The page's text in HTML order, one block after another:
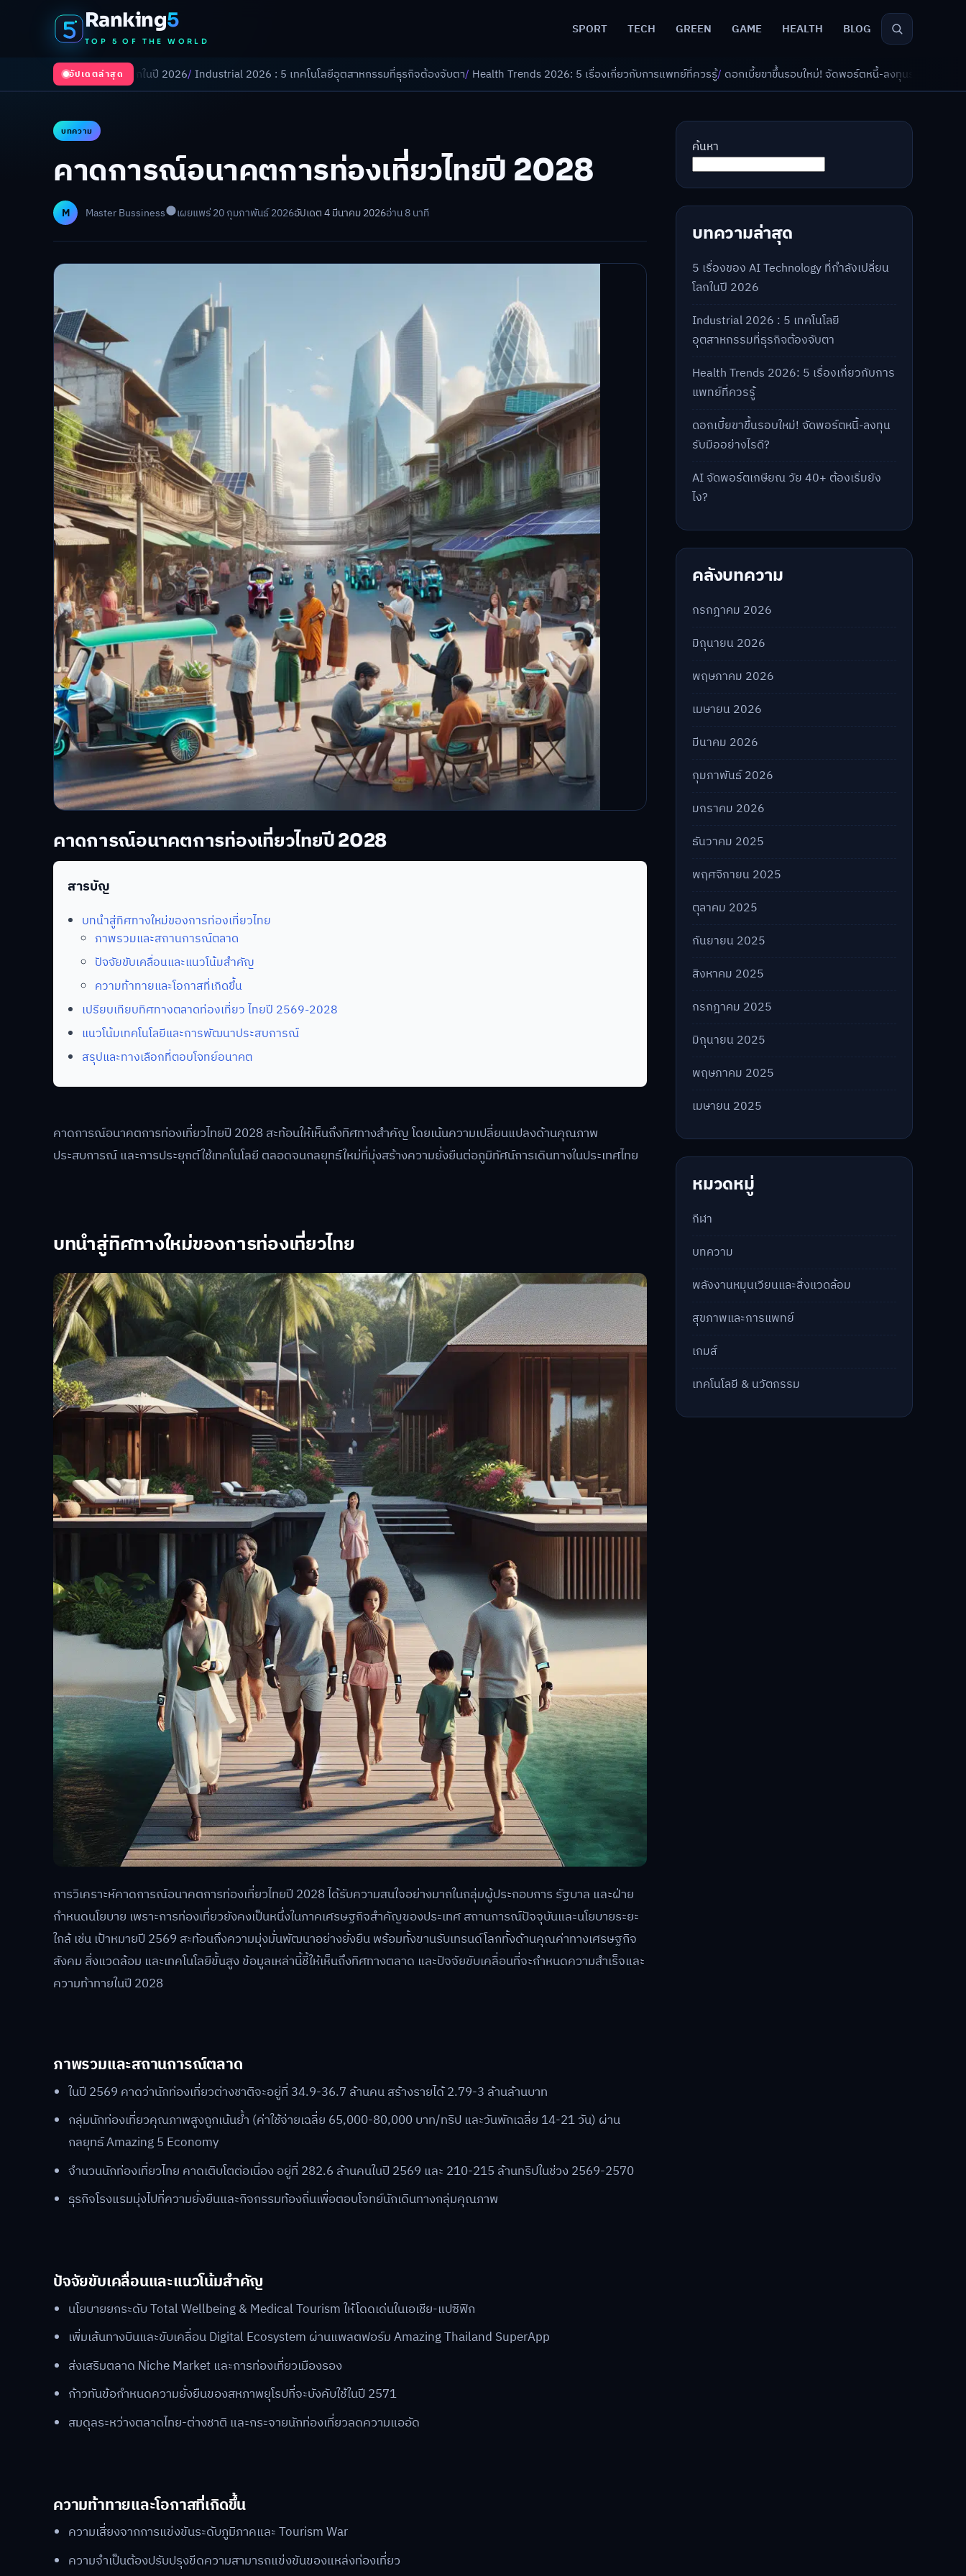
Ranking5
TOP 5 OF THE WORLD
SPORT TECH GREEN GAME HEALTH BLOG
อัปเดตล่าสุด
ลี่ยนโลกในปี 2026/Industrial 2026 : 5 เทคโนโลยีอุตสาหกรรมที่ธุรกิจต้องจับตา/Health Trends 2026: 5 เรื่องเกี่ยวกับการแพทย์ที่ควรรู้/ดอกเบี้ยขาขึ้นรอบใหม่! จัดพอร์ตหนี้-ลงทุนรับมืออย่างไรดี?/AI จัดพอร์ตเกษีย
บทความ
คาดการณ์อนาคตการท่องเที่ยวไทยปี 2028
M Master Bussiness เผยแพร่ 20 กุมภาพันธ์ 2026อัปเดต 4 มีนาคม 2026อ่าน 8 นาที
คาดการณ์อนาคตการท่องเที่ยวไทยปี 2028
สารบัญ
บทนำสู่ทิศทางใหม่ของการท่องเที่ยวไทย
ภาพรวมและสถานการณ์ตลาด
ปัจจัยขับเคลื่อนและแนวโน้มสำคัญ
ความท้าทายและโอกาสที่เกิดขึ้น
เปรียบเทียบทิศทางตลาดท่องเที่ยว ไทยปี 2569-2028
แนวโน้มเทคโนโลยีและการพัฒนาประสบการณ์
สรุปและทางเลือกที่ตอบโจทย์อนาคต
คาดการณ์อนาคตการท่องเที่ยวไทยปี 2028 สะท้อนให้เห็นถึงทิศทางสำคัญ โดยเน้นความเปลี่ยนแปลงด้านคุณภาพ
ประสบการณ์ และการประยุกต์ใช้เทคโนโลยี ตลอดจนกลยุทธ์ใหม่ที่มุ่งสร้างความยั่งยืนต่อภูมิทัศน์การเดินทางในประเทศไทย
บทนำสู่ทิศทางใหม่ของการท่องเที่ยวไทย
การวิเคราะห์คาดการณ์อนาคตการท่องเที่ยวไทยปี 2028 ได้รับความสนใจอย่างมากในกลุ่มผู้ประกอบการ รัฐบาล และฝ่าย
กำหนดนโยบาย เพราะการท่องเที่ยวยังคงเป็นหนึ่งในภาคเศรษฐกิจสำคัญของประเทศ สถานการณ์ปัจจุบันและนโยบายระยะ
ใกล้ เช่น เป้าหมายปี 2569 สะท้อนถึงความมุ่งมั่นพัฒนาอย่างยั่งยืน พร้อมทั้งขานรับเทรนด์โลกทั้งด้านคุณค่าทางเศรษฐกิจ
สังคม สิ่งแวดล้อม และเทคโนโลยีขั้นสูง ข้อมูลเหล่านี้ชี้ให้เห็นถึงทิศทางตลาด และปัจจัยขับเคลื่อนที่จะกำหนดความสำเร็จและ
ความท้าทายในปี 2028
ภาพรวมและสถานการณ์ตลาด
ในปี 2569 คาดว่านักท่องเที่ยวต่างชาติจะอยู่ที่ 34.9-36.7 ล้านคน สร้างรายได้ 2.79-3 ล้านล้านบาท
กลุ่มนักท่องเที่ยวคุณภาพสูงถูกเน้นย้ำ (ค่าใช้จ่ายเฉลี่ย 65,000-80,000 บาท/ทริป และวันพักเฉลี่ย 14-21 วัน) ผ่าน
กลยุทธ์ Amazing 5 Economy
จำนวนนักท่องเที่ยวไทย คาดเติบโตต่อเนื่อง อยู่ที่ 282.6 ล้านคนในปี 2569 และ 210-215 ล้านทริปในช่วง 2569-2570
ธุรกิจโรงแรมมุ่งไปที่ความยั่งยืนและกิจกรรมท้องถิ่นเพื่อตอบโจทย์นักเดินทางกลุ่มคุณภาพ
ปัจจัยขับเคลื่อนและแนวโน้มสำคัญ
นโยบายยกระดับ Total Wellbeing & Medical Tourism ให้โดดเด่นในเอเชีย-แปซิฟิก
เพิ่มเส้นทางบินและขับเคลื่อน Digital Ecosystem ผ่านแพลตฟอร์ม Amazing Thailand SuperApp
ส่งเสริมตลาด Niche Market และการท่องเที่ยวเมืองรอง
ก้าวทันข้อกำหนดความยั่งยืนของสหภาพยุโรปที่จะบังคับใช้ในปี 2571
สมดุลระหว่างตลาดไทย-ต่างชาติ และกระจายนักท่องเที่ยวลดความแออัด
ความท้าทายและโอกาสที่เกิดขึ้น
ความเสี่ยงจากการแข่งขันระดับภูมิภาคและ Tourism War
ความจำเป็นต้องปรับปรุงขีดความสามารถแข่งขันของแหล่งท่องเที่ยว
ค้นหา
บทความล่าสุด
5 เรื่องของ AI Technology ที่กำลังเปลี่ยน
โลกในปี 2026
Industrial 2026 : 5 เทคโนโลยี
อุตสาหกรรมที่ธุรกิจต้องจับตา
Health Trends 2026: 5 เรื่องเกี่ยวกับการ
แพทย์ที่ควรรู้
ดอกเบี้ยขาขึ้นรอบใหม่! จัดพอร์ตหนี้-ลงทุน
รับมืออย่างไรดี?
AI จัดพอร์ตเกษียณ วัย 40+ ต้องเริ่มยัง
ไง?
คลังบทความ
กรกฎาคม 2026
มิถุนายน 2026
พฤษภาคม 2026
เมษายน 2026
มีนาคม 2026
กุมภาพันธ์ 2026
มกราคม 2026
ธันวาคม 2025
พฤศจิกายน 2025
ตุลาคม 2025
กันยายน 2025
สิงหาคม 2025
กรกฎาคม 2025
มิถุนายน 2025
พฤษภาคม 2025
เมษายน 2025
หมวดหมู่
กีฬา
บทความ
พลังงานหมุนเวียนและสิ่งแวดล้อม
สุขภาพและการแพทย์
เกมส์
เทคโนโลยี & นวัตกรรม